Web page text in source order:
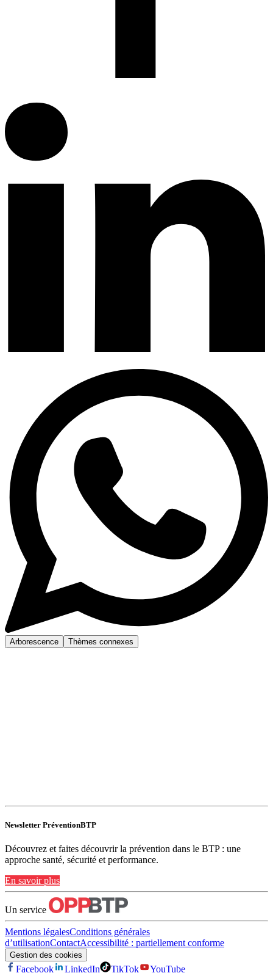
Arborescence Thèmes connexes
Newsletter PréventionBTP
Découvrez et faites découvrir la prévention dans le BTP : une
approche santé, sécurité et performance.
En savoir plus
Un service
Mentions légalesConditions générales
d’utilisationContactAccessibilité : partiellement conforme
Gestion des cookies
Facebook LinkedIn TikTok YouTube